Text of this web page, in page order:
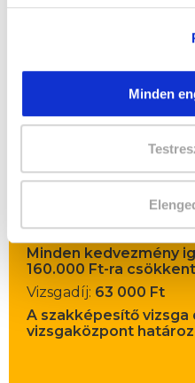
Minden
" M " csoport
44 nap az indulásig!
Időtartam:6 hónap
Indulás időpontja:
Képzés ára:195 000 Ft
Minden kedvezmény
160.000 Ft-ra
Vizsgadíj: 63 000 Ft
A szakképesítő
vizsgaközpont